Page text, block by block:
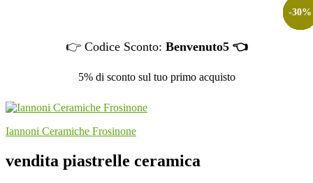
👉 Codice Sconto: Benvenuto5 👈
5% di sconto sul tuo primo acquisto
Iannoni Ceramiche Frosinone
vendita piastrelle ceramica
-30%
-41%
-30%
-41%
-30%
-40%
-30%
-40%
-40%
-30%
-40%
-30%